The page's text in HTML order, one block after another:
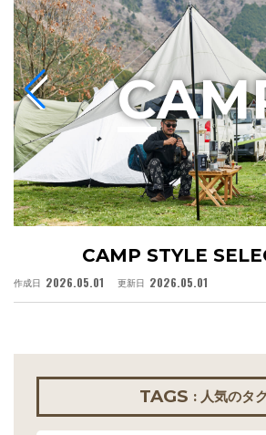
CAMP STYLE
作成日 2026.05.01 更新日 2026.05.01
C
TAGS : 人気のタ